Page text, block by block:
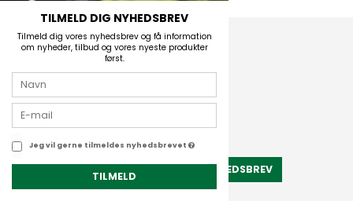
Din konto
Mine oplysninger
Log ind
Navigation
TILMELD DIG NYHEDSBREV
Tilmeld dig vores nyhedsbrev og få information
om nyheder, tilbud og vores nyeste produkter
først.
Jeg vil gerne tilmeldes nyhedsbrevet
TILMELD
TILMELD NYHEDSBREV